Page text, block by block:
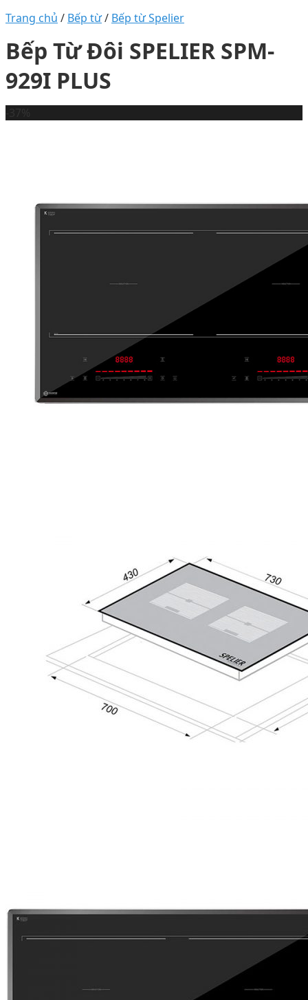
Trang chủ / Bếp từ/ Bếp từ Spelier
Bếp Từ Đôi SPELIER SPM-
929I PLUS